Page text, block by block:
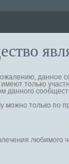
данное
только
данного
можно только по
любимого